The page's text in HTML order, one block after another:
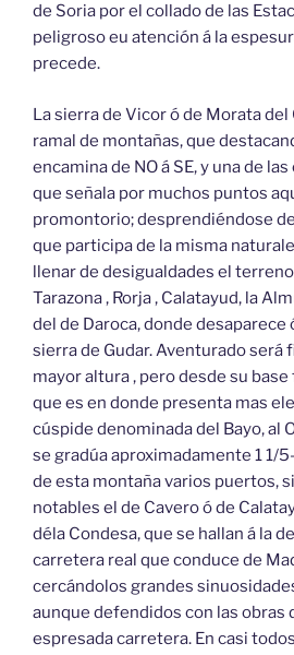
de Soria por el collado de las
peligroso eu atención á la
precede.
La sierra de Vicor ó de Morata
ramal de montañas, que
encamina de NO á SE, y una de
que señala por muchos puntos
promontorio; desprendiéndose
que participa de la misma
llenar de desigualdades el
Tarazona , Rorja , Calatayud, la
del de Daroca, donde desaparece
sierra de Gudar. Aventurado será
mayor altura , pero desde su
que es en donde presenta mas
cúspide denominada del Bayo, al
se gradúa aproximadamente 1 1/
de esta montaña varios puertos,
notables el de Cavero ó de
déla Condesa, que se hallan á la
carretera real que conduce de
cercándolos grandes
aunque defendidos con las obras
espresada carretera. En casi